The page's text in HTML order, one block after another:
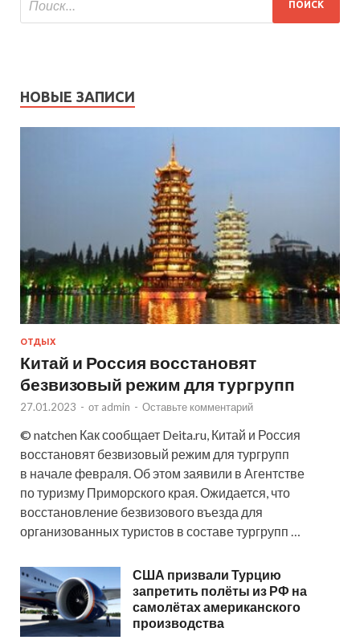
НОВЫЕ ЗАПИСИ
ОТДЫХ
Китай и Россия восстановят
безвизовый режим для тургрупп
27.01.2023 - от admin - Оставьте комментарий
© natchen Как сообщает Deita.ru, Китай и Россия
восстановят безвизовый режим для тургрупп
в начале февраля. Об этом заявили в Агентстве
по туризму Приморского края. Ожидается, что
восстановление безвизового въезда для
организованных туристов в составе тургрупп …
США призвали Турцию
запретить полёты из РФ на
самолётах американского
производства